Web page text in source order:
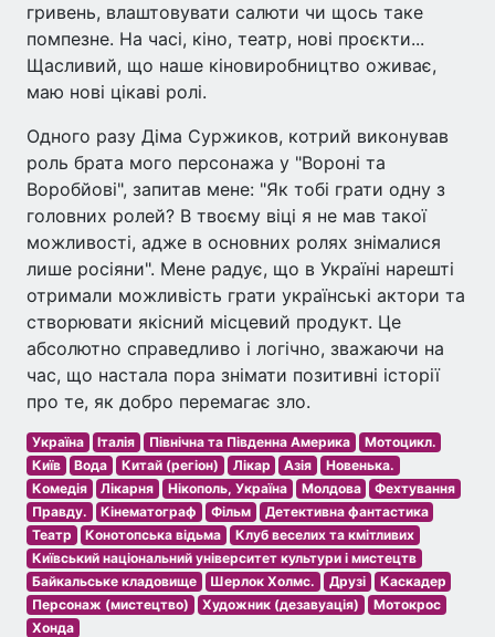
гривень, влаштовувати салюти чи щось таке
помпезне. На часі, кіно, театр, нові проєкти...
Щасливий, що наше кіновиробництво оживає,
маю нові цікаві ролі.
Одного разу Діма Суржиков, котрий виконував
роль брата мого персонажа у "Вороні та
Воробйові", запитав мене: "Як тобі грати одну з
головних ролей? В твоєму віці я не мав такої
можливості, адже в основних ролях знімалися
лише росіяни". Мене радує, що в Україні нарешті
отримали можливість грати українські актори та
створювати якісний місцевий продукт. Це
абсолютно справедливо і логічно, зважаючи на
час, що настала пора знімати позитивні історії
про те, як добро перемагає зло.
Україна Італія Північна та Південна Америка
Мотоцикл.
Київ
Вода Китай (регіон) Лікар Азія
Новенька.
Комедія
Лікарня Нікополь, Україна Молдова
Фехтування
Правду.
Кінематограф Фільм
Детективна фантастика
Театр
Конотопська відьма
Клуб веселих та кмітливих
Київський національний університет культури і мистецтв
Байкальське кладовище
Шeрлoк Холмc. Друзі
Каскадер
Персонаж (мистецтво)
Художник (дезавуація)
Мотокрос
Хонда